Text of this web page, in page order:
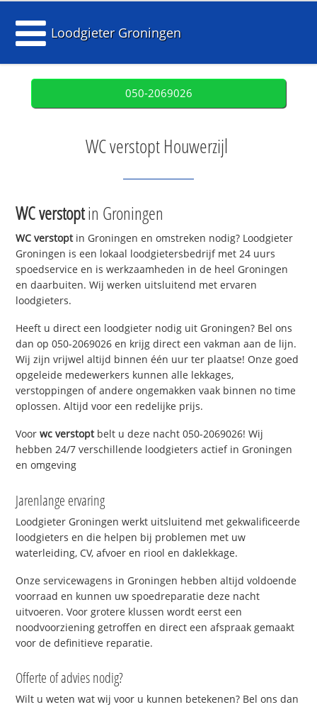
Loodgieter Groningen
050-2069026
WC verstopt Houwerzijl
WC verstoptin Groningen
WC verstoptin Groningen en omstreken nodig? Loodgieter
Groningen is een lokaal loodgietersbedrijf met 24 uurs
spoedservice en is werkzaamheden in de heel Groningen
en daarbuiten. Wij werken uitsluitend met ervaren
loodgieters.
Heeft u direct een loodgieter nodig uit Groningen? Bel ons
dan op 050-2069026 en krijg direct een vakman aan de lijn.
Wij zijn vrijwel altijd binnen één uur ter plaatse! Onze goed
opgeleide medewerkers kunnen alle lekkages,
verstoppingen of andere ongemakken vaak binnen no time
oplossen. Altijd voor een redelijke prijs.
Voorwc verstoptbelt u deze nacht 050-2069026! Wij
hebben 24/7 verschillende loodgieters actief in Groningen
en omgeving
Jarenlange ervaring
Loodgieter Groningen werkt uitsluitend met gekwalificeerde
loodgieters en die helpen bij problemen met uw
waterleiding, CV, afvoer en riool en daklekkage.
Onze servicewagens in Groningen hebben altijd voldoende
voorraad en kunnen uw spoedreparatie deze nacht
uitvoeren. Voor grotere klussen wordt eerst een
noodvoorziening getroffen en direct een afspraak gemaakt
voor de definitieve reparatie.
Offerte of advies nodig?
Wilt u weten wat wij voor u kunnen betekenen? Bel ons dan